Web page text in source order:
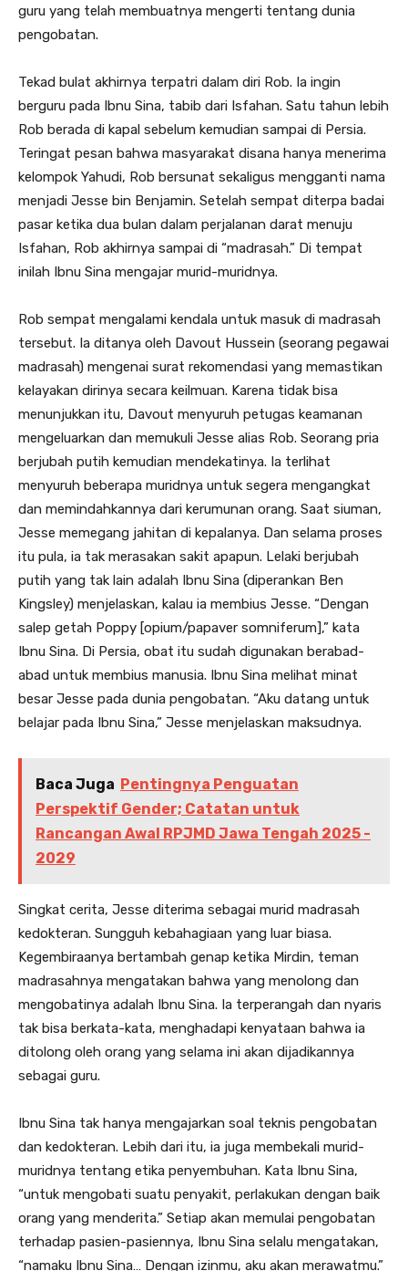
guru yang telah membuatnya mengerti tentang dunia
pengobatan.
Tekad bulat akhirnya terpatri dalam diri Rob. Ia ingin
berguru pada Ibnu Sina, tabib dari Isfahan. Satu tahun lebih
Rob berada di kapal sebelum kemudian sampai di Persia.
Teringat pesan bahwa masyarakat disana hanya menerima
kelompok Yahudi, Rob bersunat sekaligus mengganti nama
menjadi Jesse bin Benjamin. Setelah sempat diterpa badai
pasar ketika dua bulan dalam perjalanan darat menuju
Isfahan, Rob akhirnya sampai di “madrasah.” Di tempat
inilah Ibnu Sina mengajar murid-muridnya.
Rob sempat mengalami kendala untuk masuk di madrasah
tersebut. Ia ditanya oleh Davout Hussein (seorang pegawai
madrasah) mengenai surat rekomendasi yang memastikan
kelayakan dirinya secara keilmuan. Karena tidak bisa
menunjukkan itu, Davout menyuruh petugas keamanan
mengeluarkan dan memukuli Jesse alias Rob. Seorang pria
berjubah putih kemudian mendekatinya. Ia terlihat
menyuruh beberapa muridnya untuk segera mengangkat
dan memindahkannya dari kerumunan orang. Saat siuman,
Jesse memegang jahitan di kepalanya. Dan selama proses
itu pula, ia tak merasakan sakit apapun. Lelaki berjubah
putih yang tak lain adalah Ibnu Sina (diperankan Ben
Kingsley) menjelaskan, kalau ia membius Jesse. “Dengan
salep getah Poppy [opium/papaver somniferum],” kata
Ibnu Sina. Di Persia, obat itu sudah digunakan berabad-
abad untuk membius manusia. Ibnu Sina melihat minat
besar Jesse pada dunia pengobatan. “Aku datang untuk
belajar pada Ibnu Sina,” Jesse menjelaskan maksudnya.
Baca Juga Pentingnya Penguatan
Perspektif Gender; Catatan untuk
Rancangan Awal RPJMD Jawa Tengah 2025 -
2029
Singkat cerita, Jesse diterima sebagai murid madrasah
kedokteran. Sungguh kebahagiaan yang luar biasa.
Kegembiraanya bertambah genap ketika Mirdin, teman
madrasahnya mengatakan bahwa yang menolong dan
mengobatinya adalah Ibnu Sina. Ia terperangah dan nyaris
tak bisa berkata-kata, menghadapi kenyataan bahwa ia
ditolong oleh orang yang selama ini akan dijadikannya
sebagai guru.
Ibnu Sina tak hanya mengajarkan soal teknis pengobatan
dan kedokteran. Lebih dari itu, ia juga membekali murid-
muridnya tentang etika penyembuhan. Kata Ibnu Sina,
“untuk mengobati suatu penyakit, perlakukan dengan baik
orang yang menderita.” Setiap akan memulai pengobatan
terhadap pasien-pasiennya, Ibnu Sina selalu mengatakan,
“namaku Ibnu Sina… Dengan izinmu, aku akan merawatmu.”